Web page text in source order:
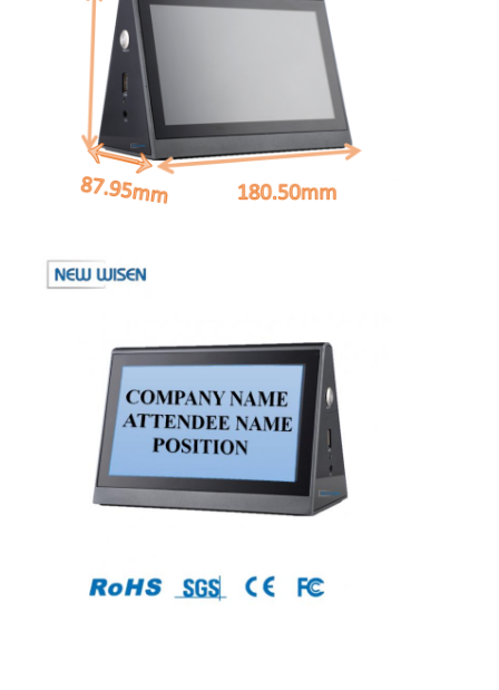
Coupe d'alimentation en retrait
Socket d'extension en retrait
Sockets de prise de tour
Boîte de connexion de table de conférence
Socket de sortie hydraulique
Socket coulissant
Socket de piste
Tape électrique montée sur la table
Sortie de bureau en retrait